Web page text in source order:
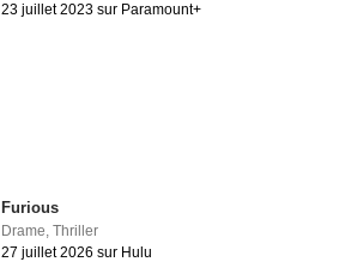
23 juillet 2023 sur Paramount+
Furious
Drame,Thriller
27 juillet 2026 sur Hulu